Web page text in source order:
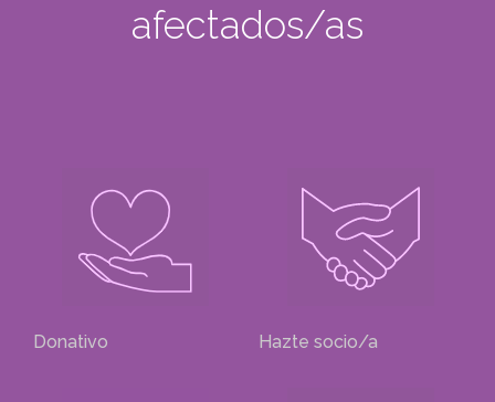
afectados/as
Donativo Hazte socio/a